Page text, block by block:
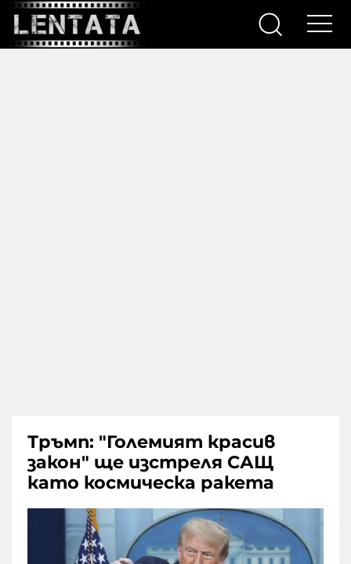
Тръмп: "Големият красив
закон" ще изстреля САЩ
като космическа ракета